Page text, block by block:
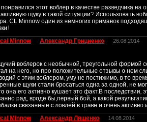
этот воблер в качестве разведчика
щуку в такой ситуации? Использовать
CL Minnow один из немногих приманок
Minnow
Александр Грициенко 26.08.2014
воблерок с необычной, треугольной формой
на него, но про положительные отзывы о нем
с этим воблером, уму не постижимо, в то
щуки стали бросаться одна за одной, не
она его активно кушает это факт.В
рад, вроде бы,первый бой, а какой
связанные с ловлей в траве и очень активно
Minnow
Александр Ляшенко 14.08.2014